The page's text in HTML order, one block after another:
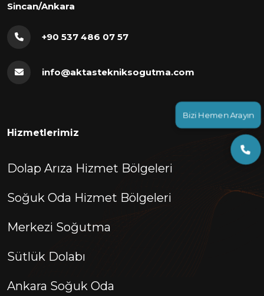
Bizi Hemen Arayın
Sincan/Ankara
+90 537 486 07 57
info@aktastekniksogutma.com
Hizmetlerimiz
Dolap Arıza Hizmet Bölgeleri
Soğuk Oda Hizmet Bölgeleri
Merkezi Soğutma
Sütlük Dolabı
Ankara Soğuk Oda